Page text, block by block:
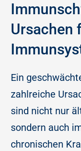
Ursachen
Ein
zahlreiche
sind nicht nur
sondern auch
chronischen